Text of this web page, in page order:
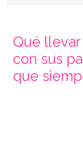
Qué
con sus
que